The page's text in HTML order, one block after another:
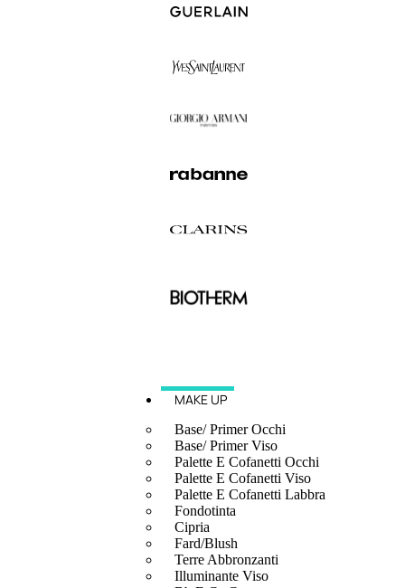
MAKE UP
Base/ Primer Occhi
Base/ Primer Viso
Palette E Cofanetti Occhi
Palette E Cofanetti Viso
Palette E Cofanetti Labbra
Fondotinta
Cipria
Fard/Blush
Terre Abbronzanti
Illuminante Viso